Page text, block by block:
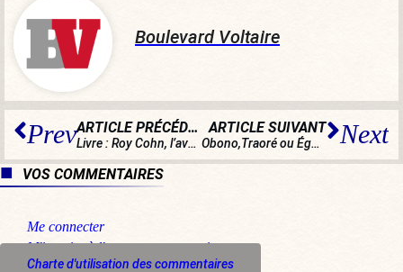
Boulevard Voltaire
Prev ARTICLE PRÉCÉDENT
Livre :Roy Cohn, l’avocat du diable , de Philippe Corbé
ARTICLE SUIVANT
Obono,Traoré ou Égountchi ne représentent pas la minorité noire Next
VOS COMMENTAIRES
Me connecter
M'inscrire à l'espace commentaire
Charte d'utilisation des commentaires